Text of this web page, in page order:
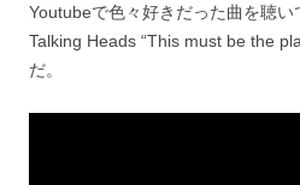
Youtubeで色々好きだった曲を聴い
Talking Heads “This must be the
だ。